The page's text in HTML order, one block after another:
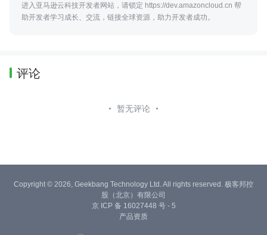
进入亚马逊云科技开发者网站，请锁定 https://dev.amazoncloud.cn 帮
助开发者学习成长、交流，链接全球资源，助力开发者成功。
评论
暂无评论
Copyright © 2026, Geekbang Technology Ltd. All rights reserved. 极客邦控
股（北京）有限公司
京 ICP 备 16027448 号 - 5
产品资质